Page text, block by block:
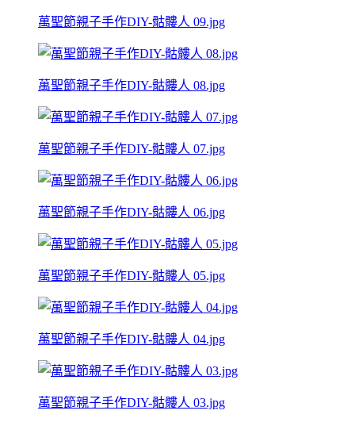
萬聖節親子手作DIY-骷髏人 09.jpg
萬聖節親子手作DIY-骷髏人 08.jpg
萬聖節親子手作DIY-骷髏人 07.jpg
萬聖節親子手作DIY-骷髏人 06.jpg
萬聖節親子手作DIY-骷髏人 05.jpg
萬聖節親子手作DIY-骷髏人 04.jpg
萬聖節親子手作DIY-骷髏人 03.jpg